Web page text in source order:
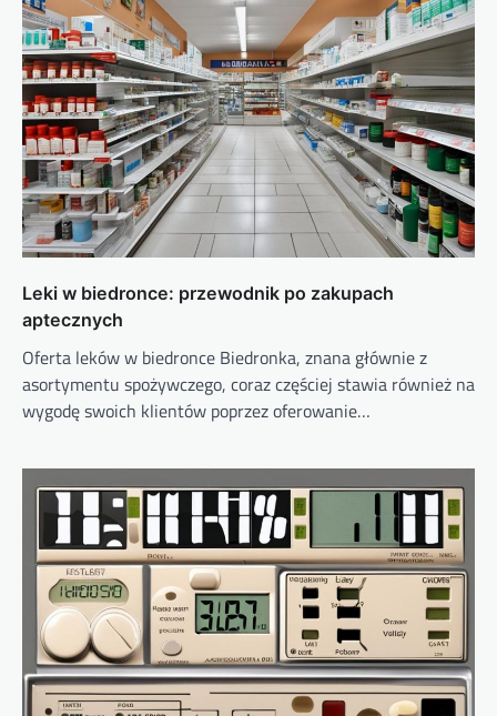
Leki w biedronce: przewodnik po zakupach
aptecznych
Oferta leków w biedronce Biedronka, znana głównie z
asortymentu spożywczego, coraz częściej stawia również na
wygodę swoich klientów poprzez oferowanie…